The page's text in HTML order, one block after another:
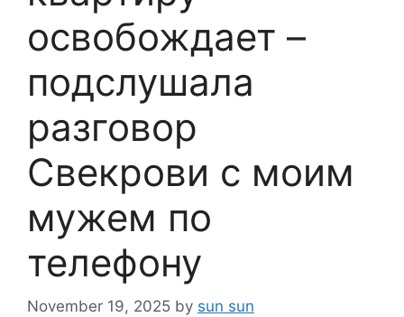
освобождает –
подслушала
разговор
Свекрови с моим
мужем по
телефону
November 19, 2025 by sun sun